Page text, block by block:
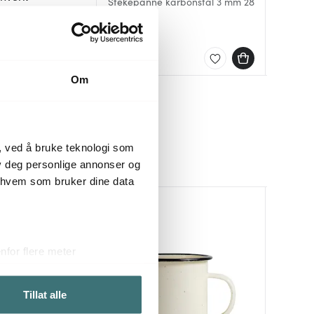
Om
ved å bruke teknologi som
personlige annonser og
som bruker dine data
flere meter
Tillat alle
599 kr